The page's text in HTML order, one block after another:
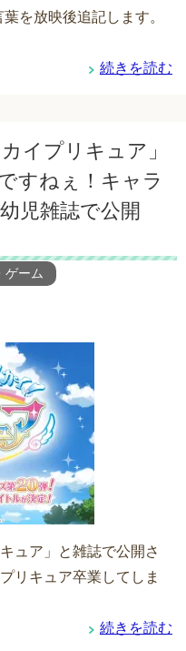
を放映後追記します。
続きを読む
イプリキュア」
すねぇ！キャラ
児雑誌で公開
ゲーム
ュア」と雑誌で公開さ
リキュア卒業してしま
続きを読む